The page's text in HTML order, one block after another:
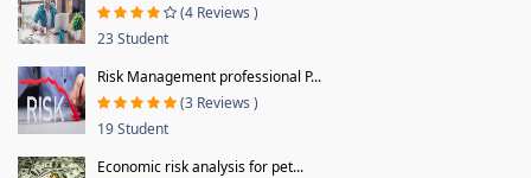
(4 Reviews )
23 Student
Risk Management professional P...
(3 Reviews )
19 Student
Economic risk analysis for pet...